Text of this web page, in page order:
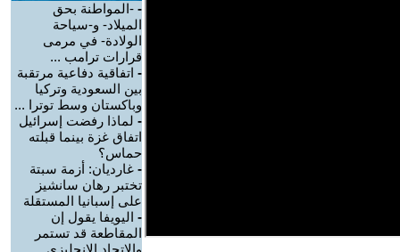
- -المواطنة بحق
الميلاد- و-سياحة
الولادة- في مرمى
قرارات ترامب ...
- اتفاقية دفاعية مرتقبة
بين السعودية وتركيا
وباكستان وسط توترا ...
- لماذا رفضت إسرائيل
اتفاق غزة بينما قبلته
حماس؟
- غارديان: أزمة سبتة
تختبر رهان سانشيز
على إسبانيا المستقلة
- اليويفا يقول إن
المقاطعة قد تستمر
والاتحاد الإنجليزي